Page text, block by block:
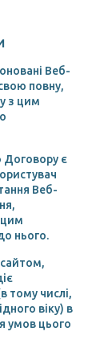
Веб-
повну,
з цим
Договору є
Веб-
цим
нього.
тому числі,
віку) в
умов цього